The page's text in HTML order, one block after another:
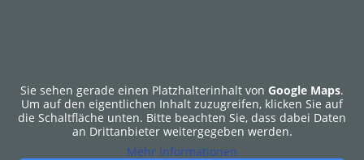
Sie sehen gerade einen Platzhalterinhalt von Google Maps.
Um auf den eigentlichen Inhalt zuzugreifen, klicken Sie auf
die Schaltfläche unten. Bitte beachten Sie, dass dabei Daten
an Drittanbieter weitergegeben werden.
Mehr Informationen